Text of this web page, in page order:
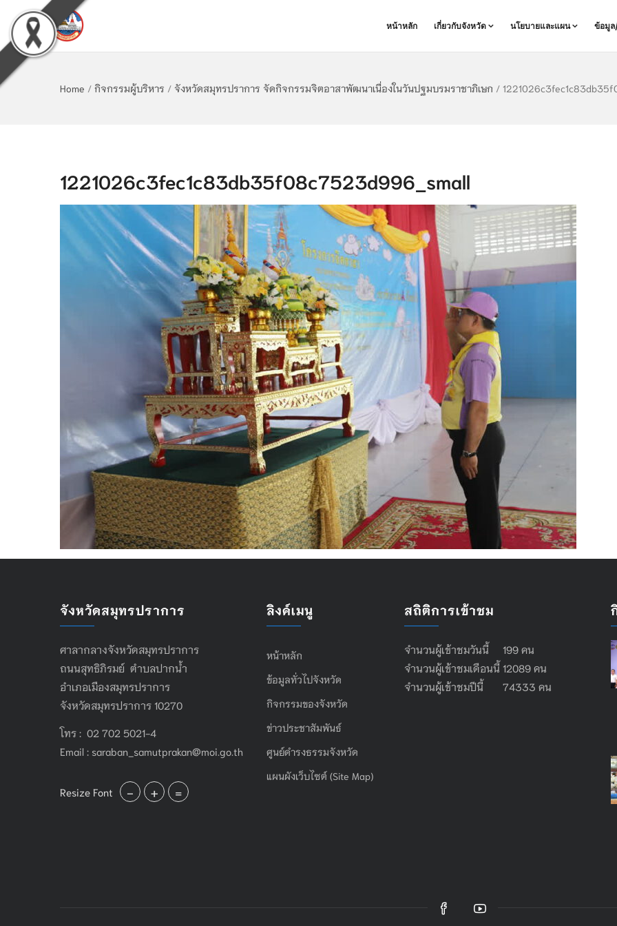
หน้าหลัก เกี่ยวกับจังหวัด นโยบายและแผน ข้อมูล
Home / กิจกรรมผู้บริหาร / จังหวัดสมุทรปราการ จัดกิจกรรมจิตอาสาพัฒนาเนื่องในวันปฐมบรมราชาภิเษก /
1221026c3fec1c83db35f08c7523d996_small
จังหวัดสมุทรปราการ
ศาลากลางจังหวัดสมุทรปราการ
ถนนสุทธิภิรมย์ ตำบลปากน้ำ
อำเภอเมืองสมุทรปราการ
จังหวัดสมุทรปราการ 10270
โทร : 02 702 5021-4
Email : saraban_samutprakan@moi.go.th
Resize Font - + =
ลิงค์เมนู
หน้าหลัก
ข้อมูลทั่วไปจังหวัด
กิจกรรมของจังหวัด
ข่าวประชาสัมพันธ์
ศูนย์ดำรงธรรมจังหวัด
แผนผังเว็บไซต์ (Site Map)
สถิติการเข้าชม
จำนวนผู้เข้าชมวันนี้ 199 คน
จำนวนผู้เข้าชมเดือนนี้ 12089 คน
จำนวนผู้เข้าชมปีนี้ 74333 คน